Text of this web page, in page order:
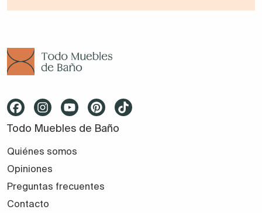
Todo Muebles de Baño
Quiénes somos
Opiniones
Preguntas frecuentes
Contacto